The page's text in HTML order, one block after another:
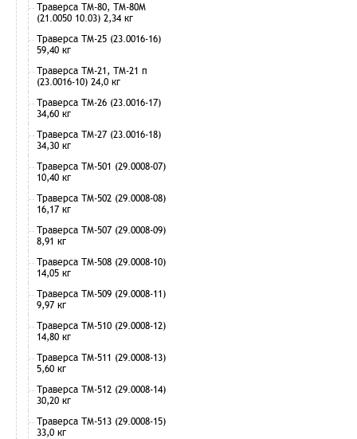
Траверса ТМ-80, ТМ-80М
(21.0050 10.03) 2,34 кг
Траверса ТМ-25 (23.0016-16)
59,40 кг
Траверса ТМ-21, ТМ-21 п
(23.0016-10) 24,0 кг
Траверса ТМ-26 (23.0016-17)
34,60 кг
Траверса ТМ-27 (23.0016-18)
34,30 кг
Траверса ТМ-501 (29.0008-07)
10,40 кг
Траверса ТМ-502 (29.0008-08)
16,17 кг
Траверса ТМ-507 (29.0008-09)
8,91 кг
Траверса ТМ-508 (29.0008-10)
14,05 кг
Траверса ТМ-509 (29.0008-11)
9,97 кг
Траверса ТМ-510 (29.0008-12)
14,80 кг
Траверса ТМ-511 (29.0008-13)
5,60 кг
Траверса ТМ-512 (29.0008-14)
30,20 кг
Траверса ТМ-513 (29.0008-15)
33,0 кг